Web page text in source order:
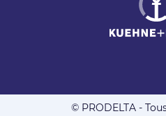
© PRODELTA -